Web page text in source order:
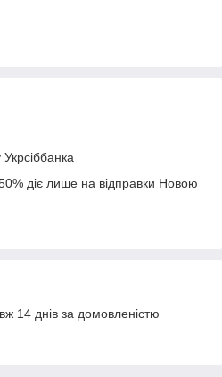
діє лише на відправки Новою
14 днів за домовленістю